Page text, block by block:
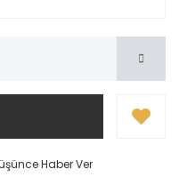
Haber Ver